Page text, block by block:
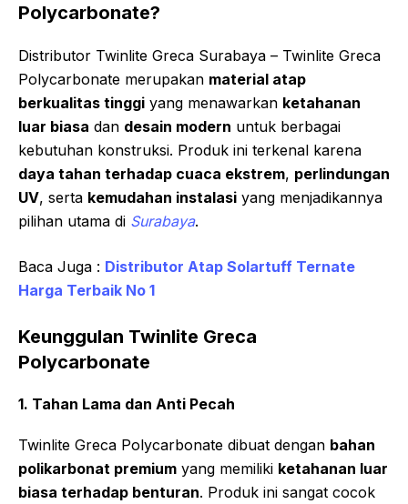
Polycarbonate?
Distributor Twinlite Greca Surabaya – Twinlite Greca
Polycarbonate merupakan material atap
berkualitas tinggi yang menawarkan ketahanan
luar biasa dan desain modern untuk berbagai
kebutuhan konstruksi. Produk ini terkenal karena
daya tahan terhadap cuaca ekstrem, perlindungan
UV, serta kemudahan instalasi yang menjadikannya
pilihan utama di Surabaya.
Baca Juga : Distributor Atap Solartuff Ternate
Harga Terbaik No 1
Keunggulan Twinlite Greca
Polycarbonate
1. Tahan Lama dan Anti Pecah
Twinlite Greca Polycarbonate dibuat dengan bahan
polikarbonat premium yang memiliki ketahanan luar
biasa terhadap benturan. Produk ini sangat cocok